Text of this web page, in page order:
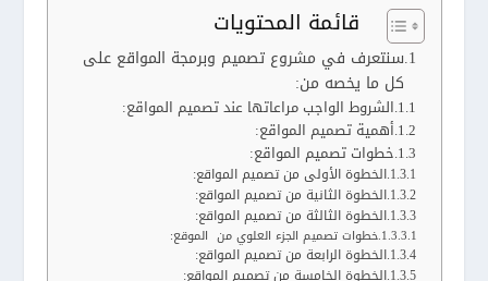
قائمة المحتويات
سنتعرف في مشروع تصميم وبرمجة المواقع على
كل ما يخصه من:
الشروط الواجب مراعاتها عند تصميم المواقع:
أهمية تصميم المواقع:
خطوات تصميم المواقع:
الخطوة الأولى من تصميم المواقع:
الخطوة الثانية من تصميم المواقع:
الخطوة الثالثة من تصميم المواقع:
خطوات تصميم الجزء العلوي من الموقع:
الخطوة الرابعة من تصميم المواقع:
الخطوة الخامسة من تصميم المواقع: